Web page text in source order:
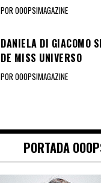
POR OOOPS!MAGAZINE
DANIELA DI GIACOMO
DE MISS UNIVERSO
POR OOOPS!MAGAZINE
PORTADA